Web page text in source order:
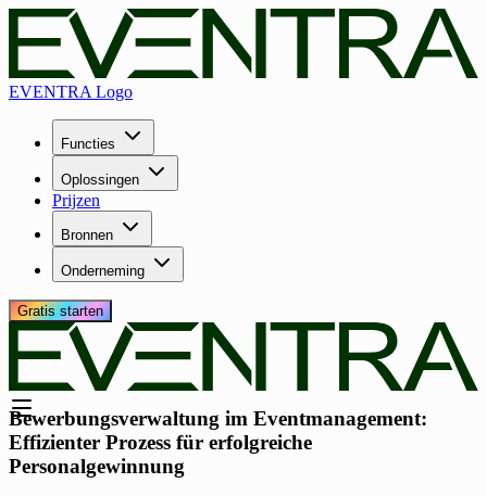
EVENTRA Logo
Functies
Oplossingen
Prijzen
Bronnen
Onderneming
Gratis starten
Bewerbungsverwaltung im Eventmanagement:
Effizienter Prozess für erfolgreiche
Personalgewinnung